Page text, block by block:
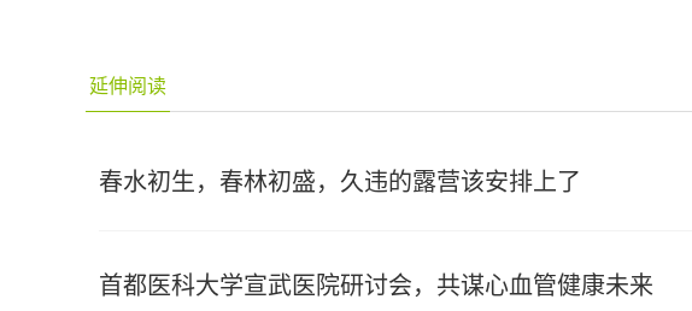
延伸阅读
春水初生，春林初盛，久违的露营该安排上了
首都医科大学宣武医院研讨会，共谋心血管健康未来